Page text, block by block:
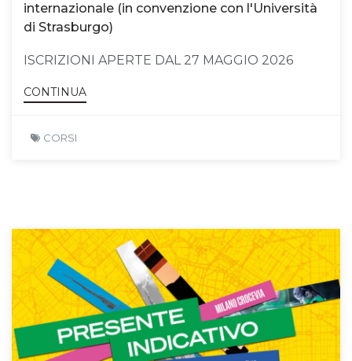
internazionale (in convenzione con l'Università
di Strasburgo)
ISCRIZIONI APERTE DAL 27 MAGGIO 2026
CONTINUA
CORSI